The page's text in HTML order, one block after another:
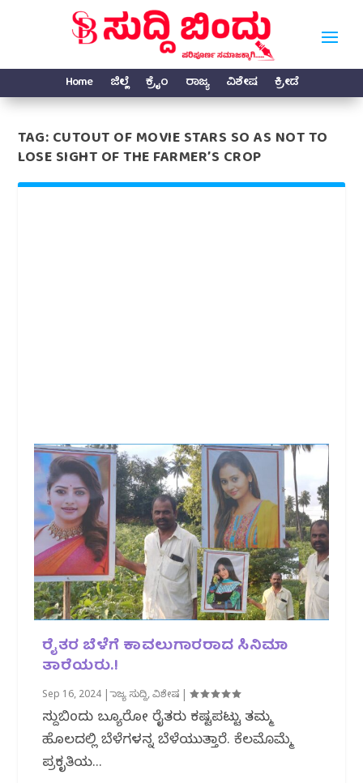
Home ಜಿಲ್ಲೆ ಕ್ರೈಂ ರಾಜ್ಯ ವಿಶೇಷ ಕ್ರೀಡೆ
TAG:CUTOUT OF MOVIE STARS SO AS NOT TO
LOSE SIGHT OF THE FARMER’S CROP
ರೈತರ ಬೆಳೆಗೆ ಕಾವಲುಗಾರರಾದ ಸಿನಿಮಾ
ತಾರೆಯರು.!
Sep 16, 2024 |ರಾಜ್ಯ ಸುದ್ದಿ,ವಿಶೇಷ |
ಸುದ್ದಿಬಿಂದು ಬ್ಯೂರೋ ರೈತರು ಕಷ್ಟ‌ಪಟ್ಟು ತಮ್ಮ‌
ಹೊಲದಲ್ಲಿ ಬೆಳೆಗಳನ್ನ ಬೆಳೆಯುತ್ತಾರೆ. ಕೆಲಮೊಮ್ಮೆ
ಪ್ರಕೃತಿಯ...